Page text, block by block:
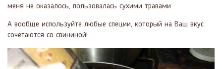
меня не оказалось, пользовалась сухими травами.
А вообще используйте любые специи, который на Ваш вкус
сочетаются со свининой!